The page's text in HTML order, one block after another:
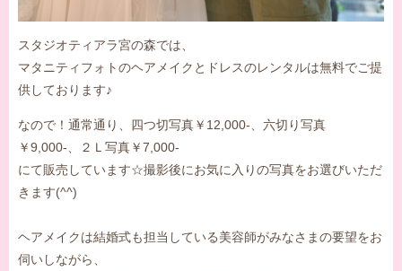
スタジオティアラ宮の森では、
マタニティフォトのヘアメイクとドレスのレンタルは無料でご提
供しております♪
なので！通常通り、四つ切写真￥12,000-、六切り写真
￥9,000-、２Ｌ写真￥7,000-
にて販売しています☆撮影後にお気に入りの写真をお選びいただ
きます(^^)
ヘアメイクは結婚式も担当している美容師がみなさまの要望をお
伺いしながら、